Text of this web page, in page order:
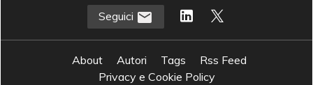
Seguici
About Autori Tags
Rss Feed
Privacy e Cookie Policy